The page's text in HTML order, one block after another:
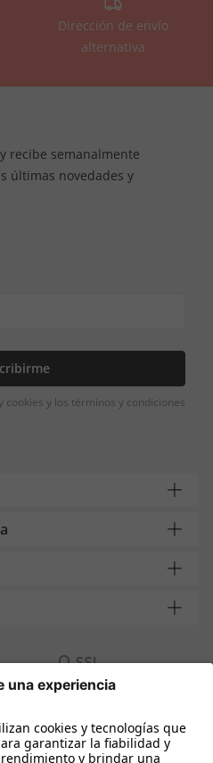
Dirección de envío
alternativa
recibe semanalmente
últimas novedades y
y los términos y condiciones
con